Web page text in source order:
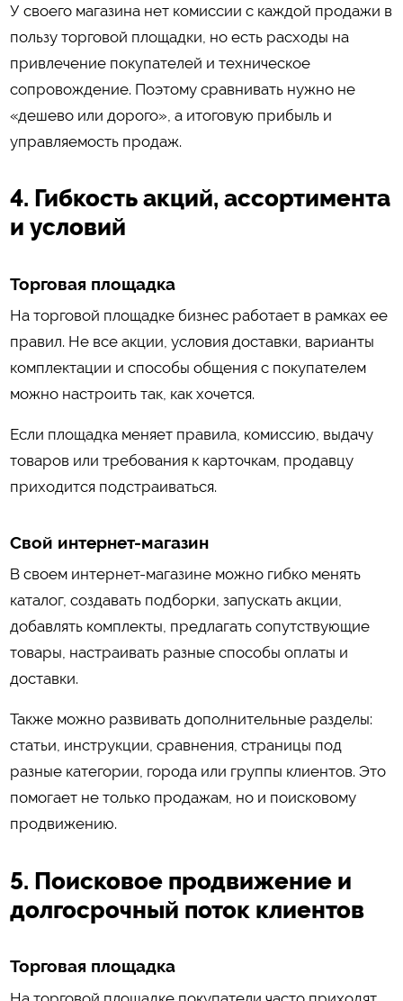
У своего магазина нет комиссии с каждой продажи в
пользу торговой площадки, но есть расходы на
привлечение покупателей и техническое
сопровождение. Поэтому сравнивать нужно не
«дешево или дорого», а итоговую прибыль и
управляемость продаж.
4. Гибкость акций, ассортимента
и условий
Торговая площадка
На торговой площадке бизнес работает в рамках ее
правил. Не все акции, условия доставки, варианты
комплектации и способы общения с покупателем
можно настроить так, как хочется.
Если площадка меняет правила, комиссию, выдачу
товаров или требования к карточкам, продавцу
приходится подстраиваться.
Свой интернет-магазин
В своем интернет-магазине можно гибко менять
каталог, создавать подборки, запускать акции,
добавлять комплекты, предлагать сопутствующие
товары, настраивать разные способы оплаты и
доставки.
Также можно развивать дополнительные разделы:
статьи, инструкции, сравнения, страницы под
разные категории, города или группы клиентов. Это
помогает не только продажам, но и поисковому
продвижению.
5. Поисковое продвижение и
долгосрочный поток клиентов
Торговая площадка